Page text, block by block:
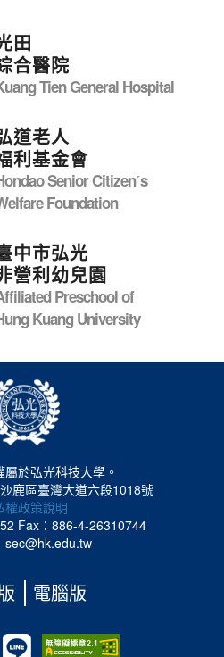
田
合醫院
Tien General Hospital
道老人
利基金會
Senior Citizenˊs
Foundation
中市弘光
營利幼兒園
Preschool of
Kuang University
於弘光科技大學。
鹿區臺灣大道六段1018號
權政策說明
Fax：886-4-26310744
sec@hk.edu.tw
電腦版